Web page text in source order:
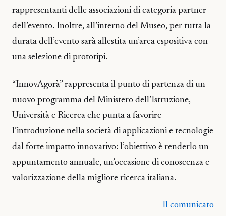
rappresentanti delle associazioni di categoria partner
dell’evento. Inoltre, all’interno del Museo, per tutta la
durata dell’evento sarà allestita un’area espositiva con
una selezione di prototipi.
“InnovAgorà” rappresenta il punto di partenza di un
nuovo programma del Ministero dell’Istruzione,
Università e Ricerca che punta a favorire
l’introduzione nella società di applicazioni e tecnologie
dal forte impatto innovativo: l’obiettivo è renderlo un
appuntamento annuale, un’occasione di conoscenza e
valorizzazione della migliore ricerca italiana.
Il comunicato